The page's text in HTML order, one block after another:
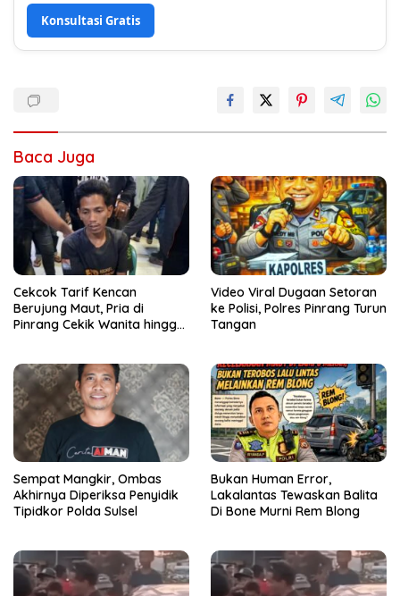
Konsultasi Gratis
Baca Juga
Cekcok Tarif Kencan
Berujung Maut, Pria di
Pinrang Cekik Wanita hingga
Video Viral Dugaan Setoran
ke Polisi, Polres Pinrang Turun
Tangan
Sempat Mangkir, Ombas
Akhirnya Diperiksa Penyidik
Tipidkor Polda Sulsel
Bukan Human Error,
Lakalantas Tewaskan Balita
Di Bone Murni Rem Blong